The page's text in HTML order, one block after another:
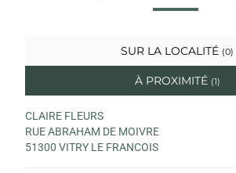
SUR LA LOCALITÉ (0)
À PROXIMITÉ (1)
CLAIRE FLEURS
RUE ABRAHAM DE MOIVRE
51300 VITRY LE FRANCOIS